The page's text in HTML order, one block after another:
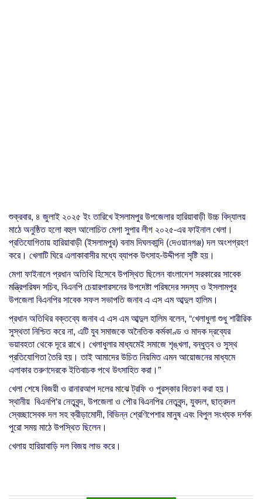
শুক্রবার, ৪ জুলাই ২০২৫ ইং তারিখে ইসলামপুর উপজেলার হারিয়াবাড়ী উচ্চ বিদ্যালয়
মাঠে অনুষ্ঠিত হলো বহুল আলোচিত মেগা সুপার লীগ ২০২৫-এর ফাইনাল খেলা।
প্রতিযোগিতায় হারিয়াবাড়ী (ইসলামপুর) বনাম দিঘলকান্দি (দেওয়ানগঞ্জ) দল অংশগ্রহণ
করে। খেলাটি ঘিরে এলাকাবাসীর মধ্যে ব্যাপক উৎসাহ-উদ্দীপনা সৃষ্টি হয়।
মেগা ফাইনালে প্রধান অতিথি হিসেবে উপস্থিত ছিলেন বাংলাদেশ সরকারের সাবেক
মন্ত্রিপরিষদ সচিব, বিএনপি চেয়ারপারসনের উপদেষ্টা পরিষদের সদস্য ও ইসলামপুর
উপজেলা বিএনপির সাবেক সফল সভাপতি জনাব এ এস এম আব্দুল হালিম।
প্রধান অতিথির বক্তব্যে জনাব এ এস এম আব্দুল হালিম বলেন, “খেলাধুলা শুধু শারীরিক
সুস্থতা নিশ্চিত করে না, এটি যুব সমাজকে অনৈতিক কর্মকাণ্ড ও মাদক দ্রব্যের
ভয়াবহতা থেকে দূরে রাখে। খেলাধুলার মাধ্যমেই সমাজে শৃঙ্খলা, বন্ধুত্ব ও সুস্থ
প্রতিযোগিতা তৈরি হয়। তাই আমাদের উচিত নিয়মিত এমন আয়োজনের মাধ্যমে
এলাকার তরুণদেরকে ইতিবাচক পথে উৎসাহিত করা।”
খেলা শেষে বিজয়ী ও রানারআপ দলের মাঝে ট্রফি ও পুরস্কার বিতরণ করা হয়।
স্থানীয় বিএনপি'র নেতৃবৃন্দ, উপজেলা ও পৌর বিএনপির নেতৃবৃন্দ, যুবদল, ছাত্রদল
স্বেচ্ছাসেবক দল সহ ক্রীড়ামোদী, বিভিন্ন শ্রেণিপেশার মানুষ এবং বিপুল সংখ্যক দর্শক
পুরো সময় মাঠে উপস্থিত ছিলেন।
খেলায় হারিয়াবাড়ি দল বিজয় লাভ করে।